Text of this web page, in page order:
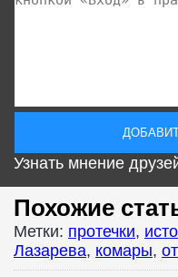
Узнать мнение
Похожие
Метки: протечки,
Лазарева, комары,